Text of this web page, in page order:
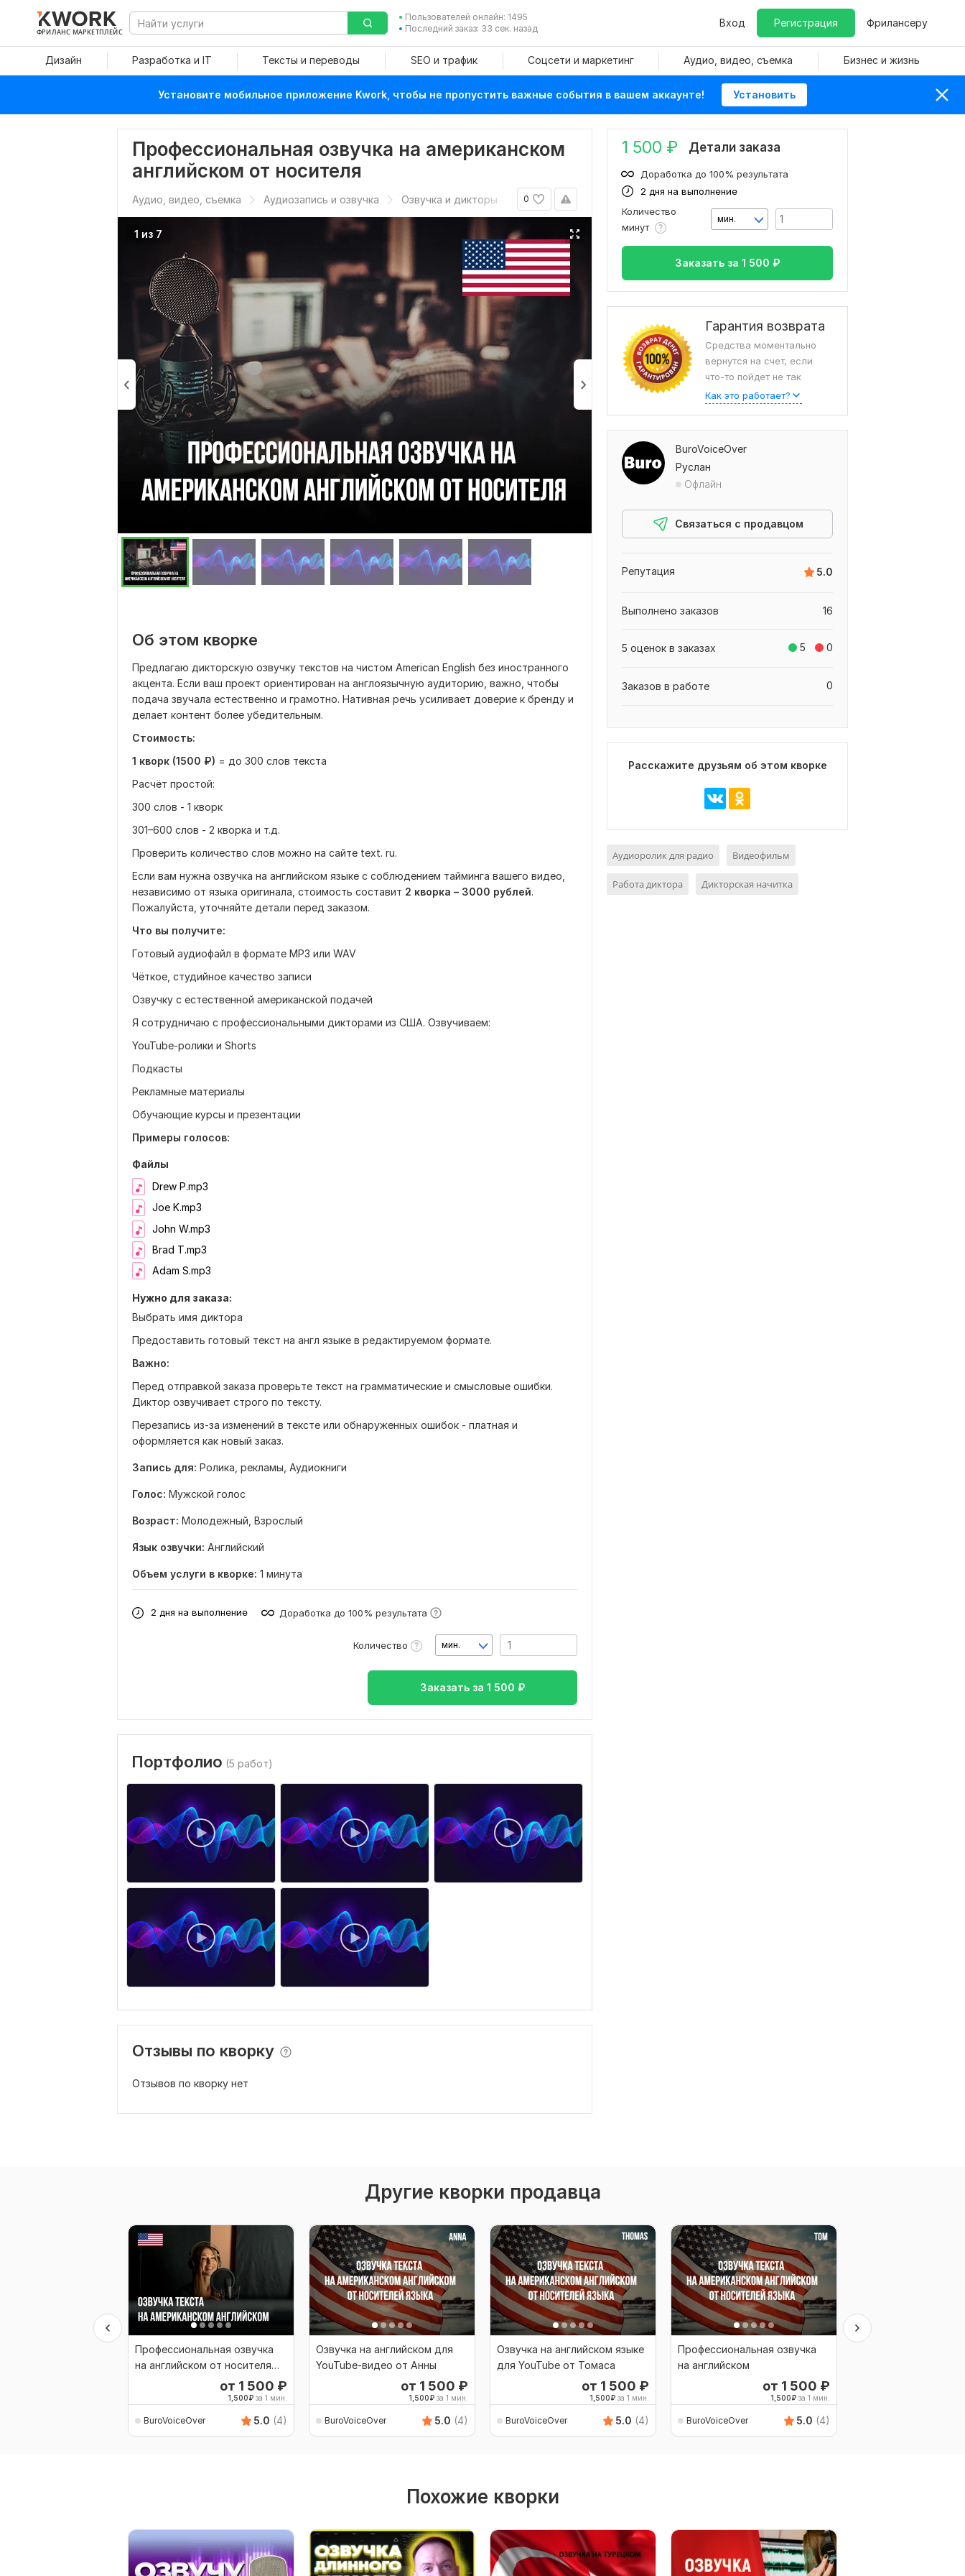
ФРИЛАНС МАРКЕТПЛЕЙС
Пользователей онлайн: 1495
Последний заказ: 33 сек. назад
Вход Регистрация Фрилансеру
Дизайн Разработка и IT Тексты и переводы SEO и трафик Соцсети и маркетинг Аудио, видео, съемка Бизнес и жизнь
Установите мобильное приложение Kwork, чтобы не пропустить важные события в вашем аккаунте! Установить
Профессиональная озвучка на американском
английском от носителя
0
Аудио, видео, съемка Аудиозапись и озвучка Озвучка и дикторы
1 из 7
Об этом кворке
Предлагаю дикторскую озвучку текстов на чистом American English без иностранного
акцента. Если ваш проект ориентирован на англоязычную аудиторию, важно, чтобы
подача звучала естественно и грамотно. Нативная речь усиливает доверие к бренду и
делает контент более убедительным.
Стоимость:
1 кворк (1500 ₽) = до 300 слов текста
Расчёт простой:
300 слов - 1 кворк
301–600 слов - 2 кворка и т.д.
Проверить количество слов можно на сайте text. ru.
Если вам нужна озвучка на английском языке с соблюдением тайминга вашего видео,
независимо от языка оригинала, стоимость составит 2 кворка – 3000 рублей.
Пожалуйста, уточняйте детали перед заказом.
Что вы получите:
Готовый аудиофайл в формате MP3 или WAV
Чёткое, студийное качество записи
Озвучку с естественной американской подачей
Я сотрудничаю с профессиональными дикторами из США. Озвучиваем:
YouTube-ролики и Shorts
Подкасты
Рекламные материалы
Обучающие курсы и презентации
Примеры голосов:
Файлы
Drew P.mp3
Joe K.mp3
John W.mp3
Brad T.mp3
Adam S.mp3
Нужно для заказа:
Выбрать имя диктора
Предоставить готовый текст на англ языке в редактируемом формате.
Важно:
Перед отправкой заказа проверьте текст на грамматические и смысловые ошибки.
Диктор озвучивает строго по тексту.
Перезапись из-за изменений в тексте или обнаруженных ошибок - платная и
оформляется как новый заказ.
Запись для: Ролика, рекламы, Аудиокниги
Голос: Мужской голос
Возраст: Молодежный, Взрослый
Язык озвучки: Английский
Объем услуги в кворке: 1 минута
2 дня на выполнение Доработка до 100% результата
Количество мин.
Заказать за 1 500 ₽
Портфолио (5 работ)
Отзывы по кворку
Отзывов по кворку нет
1 500 ₽ Детали заказа
2 дня на выполнение
Доработка до 100% результата
Количество
минут
мин.
Заказать за 1 500 ₽
Гарантия возврата
Средства моментально
вернутся на счет, если
что-то пойдет не так
Как это работает?
BuroVoiceOver
Руслан
Офлайн
Связаться с продавцом
5.0
Репутация
16
Выполнено заказов
5 0
5 оценок в заказах
0
Заказов в работе
Расскажите друзьям об этом кворке
Аудиоролик для радио Видеофильм
Работа диктора Дикторская начитка
Другие кворки продавца
Профессиональная озвучка
на английском от носителя
от 1 500 ₽
1,500₽ за 1 мин.
BuroVoiceOver 5.0 (4)
Озвучка на английском для
YouTube-видео от Анны
от 1 500 ₽
1,500₽ за 1 мин.
BuroVoiceOver 5.0 (4)
Озвучка на английском языке
для YouTube от Томаса
от 1 500 ₽
1,500₽ за 1 мин.
BuroVoiceOver 5.0 (4)
Профессиональная озвучка
на английском
от 1 500 ₽
1,500₽ за 1 мин.
BuroVoiceOver 5.0 (4)
Похожие кворки